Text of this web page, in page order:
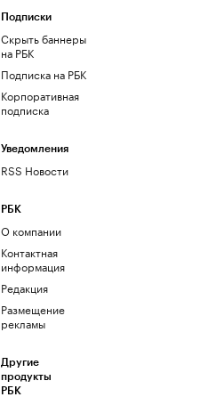
Подписки
Скрыть баннеры
на РБК
Подписка на РБК
Корпоративная
подписка
Уведомления
RSS Новости
РБК
О компании
Контактная
информация
Редакция
Размещение
рекламы
Другие
продукты
РБК